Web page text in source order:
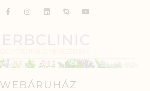
WEBÁRUHÁZ